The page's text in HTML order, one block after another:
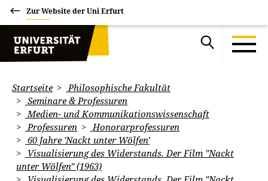
Zur Website der Uni Erfurt
Startseite
Philosophische Fakultät
Seminare & Professuren
Medien- und Kommunikationswissenschaft
Professuren
Honorarprofessuren
60 Jahre 'Nackt unter Wölfen'
Visualisierung des Widerstands. Der Film "Nackt
unter Wölfen" (1963)